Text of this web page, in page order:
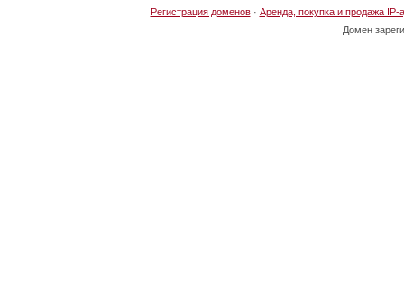
Регистрация доменов· Аренда, покупка и продажа IP-
Домен